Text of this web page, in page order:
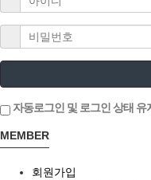
자동로그인 및 로그인 상태 유
MEMBER
회원가입